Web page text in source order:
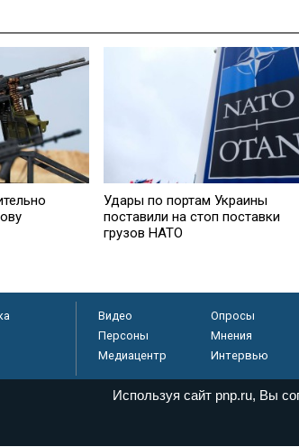
Удары по портам Украины
поставили на стоп поставки
грузов НАТО
Видео Опросы
Персоны
Мнения
Медиацентр
Интервью
Используя сайт pnp.ru, Вы